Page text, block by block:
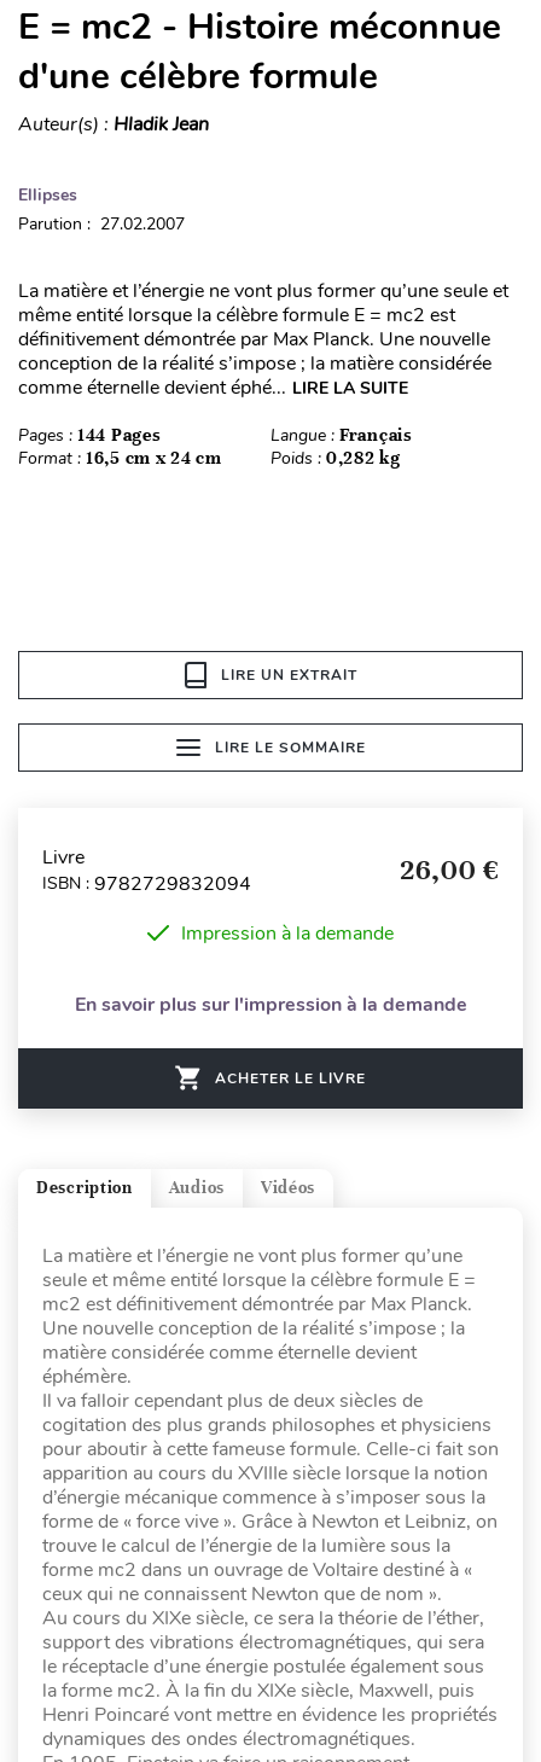
E = mc2 - Histoire méconnue
d'une célèbre formule
Auteur(s) : Hladik Jean
Ellipses
Parution : 27.02.2007
La matière et l’énergie ne vont plus former qu’une seule et
même entité lorsque la célèbre formule E = mc2 est
définitivement démontrée par Max Planck. Une nouvelle
conception de la réalité s’impose ; la matière considérée
comme éternelle devient éphé... LIRE LA SUITE
Pages : 144 Pages Langue : Français
Format : 16,5 cm x 24 cm Poids : 0,282 kg
LIRE UN EXTRAIT
LIRE LE SOMMAIRE
Livre
ISBN : 9782729832094 26,00 €
Impression à la demande
En savoir plus sur l'impression à la demande
ACHETER LE LIVRE
Vidéos
Audios
Description
La matière et l’énergie ne vont plus former qu’une
seule et même entité lorsque la célèbre formule E =
mc2 est définitivement démontrée par Max Planck.
Une nouvelle conception de la réalité s’impose ; la
matière considérée comme éternelle devient
éphémère.
Il va falloir cependant plus de deux siècles de
cogitation des plus grands philosophes et physiciens
pour aboutir à cette fameuse formule. Celle-ci fait son
apparition au cours du XVIIIe siècle lorsque la notion
d’énergie mécanique commence à s’imposer sous la
forme de « force vive ». Grâce à Newton et Leibniz, on
trouve le calcul de l’énergie de la lumière sous la
forme mc2 dans un ouvrage de Voltaire destiné à «
ceux qui ne connaissent Newton que de nom ».
Au cours du XIXe siècle, ce sera la théorie de l’éther,
support des vibrations électromagnétiques, qui sera
le réceptacle d’une énergie postulée également sous
la forme mc2. À la fin du XIXe siècle, Maxwell, puis
Henri Poincaré vont mettre en évidence les propriétés
dynamiques des ondes électromagnétiques.